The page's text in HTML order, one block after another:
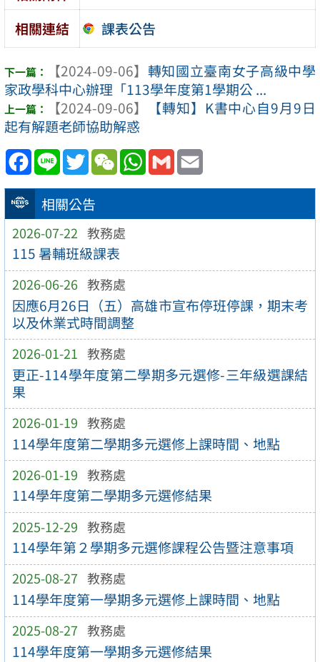
相關公告
2026-07-22 教務處
115 暑輔班級課表
2026-06-26 教務處
因應6月26日（五）高雄市宣布停班停課，期末考
以及休業式時間調整
2026-01-21 教務處
更正-114學年度第二學期多元選修-三年級選課結
果
2026-01-19 教務處
114學年度第二學期多元選修上課時間、地點
2026-01-19 教務處
114學年度第二學期多元選修結果
2025-12-29 教務處
114學年第２學期多元選修課程公告暨注意事項
2025-08-27 教務處
114學年度第一學期多元選修上課時間、地點
2025-08-27 教務處
114學年度第一學期多元選修結果
相關連結
課表公告
【2024-09-06】 轉知國立臺南女子高級中學
家政學科中心辦理「113學年度第1學期公 ...
【2024-09-06】
【轉知】K書中心自9月9日
起有解題老師協助解惑
Facebook
Line TwitterWeChatWhatsApp
Gmail